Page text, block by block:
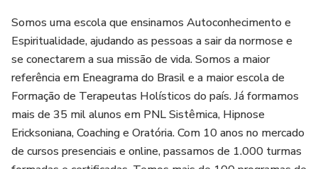
Somos uma escola que ensinamos Autoconhecimento e
Espiritualidade, ajudando as pessoas a sair da normose e
se conectarem a sua missão de vida. Somos a maior
referência em Eneagrama do Brasil e a maior escola de
Formação de Terapeutas Holísticos do país. Já formamos
mais de 35 mil alunos em PNL Sistêmica, Hipnose
Ericksoniana, Coaching e Oratória. Com 10 anos no mercado
de cursos presenciais e online, passamos de 1.000 turmas